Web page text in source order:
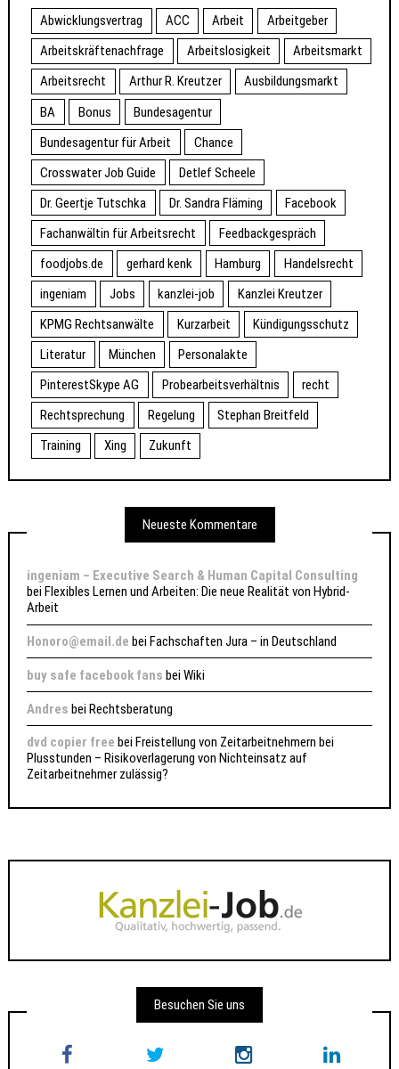
Abwicklungsvertrag ACC Arbeit
Arbeitgeber
Arbeitskräftenachfrage
Arbeitslosigkeit
Arbeitsmarkt
Arbeitsrecht
Arthur R. Kreutzer
Ausbildungsmarkt
BA
Bonus
Bundesagentur
Bundesagentur für Arbeit
Chance
Crosswater Job Guide
Detlef Scheele
Dr. Geertje Tutschka
Dr. Sandra Fläming
Facebook
Fachanwältin für Arbeitsrecht
Feedbackgespräch
foodjobs.de
gerhard kenk Hamburg
Handelsrecht
ingeniam
Jobs kanzlei-job
Kanzlei Kreutzer
KPMG Rechtsanwälte
Kurzarbeit
Kündigungsschutz
Literatur
München
Personalakte
PinterestSkype AG
Probearbeitsverhältnis
recht
Rechtsprechung
Regelung
Stephan Breitfeld
Training
Xing Zukunft
Neueste Kommentare
ingeniam – Executive Search & Human Capital Consulting
bei Flexibles Lernen und Arbeiten: Die neue Realität von Hybrid-
Arbeit
Honoro@email.de beiFachschaften Jura – in Deutschland
buy safe facebook fans beiWiki
Andres beiRechtsberatung
dvd copier free bei Freistellung von Zeitarbeitnehmern bei
Plusstunden – Risikoverlagerung von Nichteinsatz auf
Zeitarbeitnehmer zulässig?
Besuchen Sie uns